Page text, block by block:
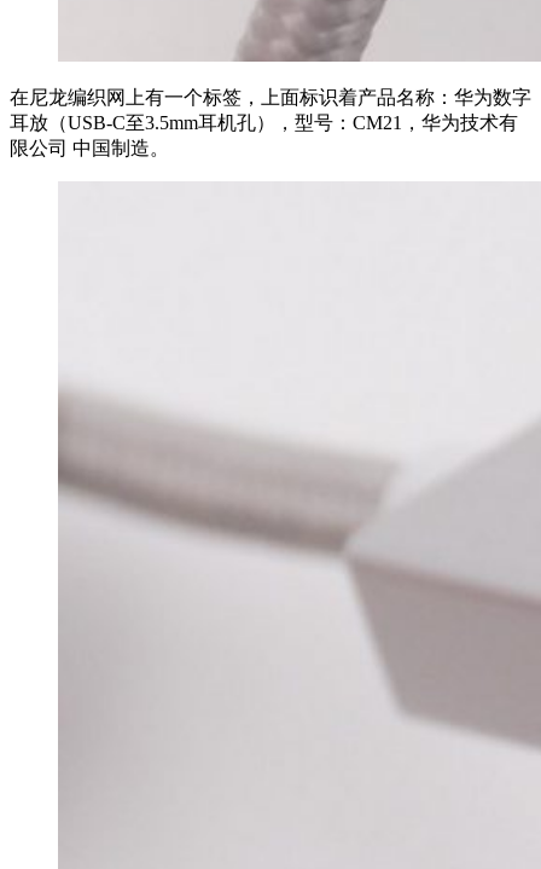
在尼龙编织网上有一个标签，上面标识着产品名称：华为数字
耳放（USB-C至3.5mm耳机孔），型号：CM21，华为技术有
限公司 中国制造。